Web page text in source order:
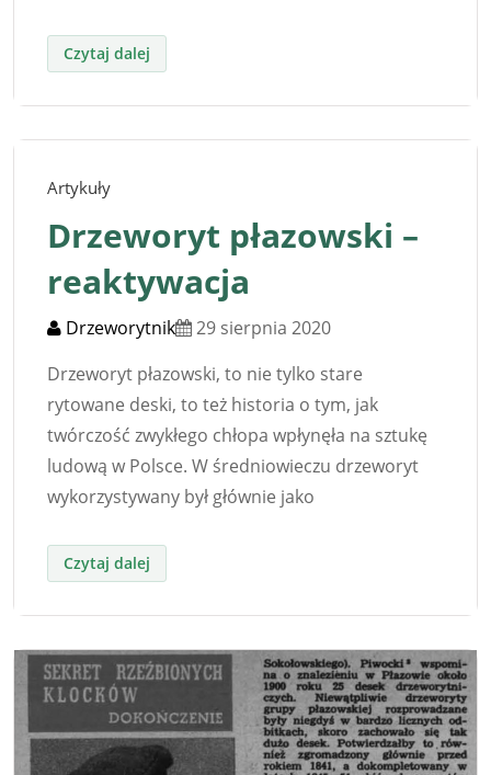
Artykuły
Drzeworyt płazowski –
reaktywacja
Drzeworytnik
29 sierpnia 2020
Drzeworyt płazowski, to nie tylko stare
rytowane deski, to też historia o tym, jak
twórczość zwykłego chłopa wpłynęła na sztukę
ludową w Polsce. W średniowieczu drzeworyt
wykorzystywany był głównie jako